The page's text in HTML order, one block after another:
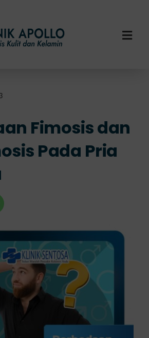
Layanan Kami
Info Klinik
Fimosis dan
Pada Pria